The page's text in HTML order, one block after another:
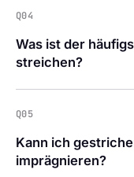
Q04
Was ist der
streichen?
Q05
Kann ich
imprägnieren?